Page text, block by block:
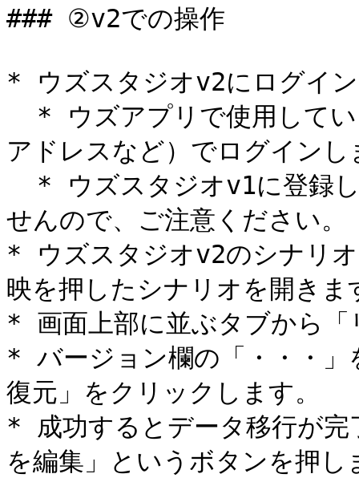
### ②v2での操作
* ウズスタジオv2にログイ
アドレスなど）でログインし
せんので、ご注意ください。
* ウズスタジオv2のシナリ
映を押したシナリオを開きま
* 画面上部に並ぶタブから「
* バージョン欄の「・・・」
復元」をクリックします。
* 成功するとデータ移行が完
を編集」というボタンを押